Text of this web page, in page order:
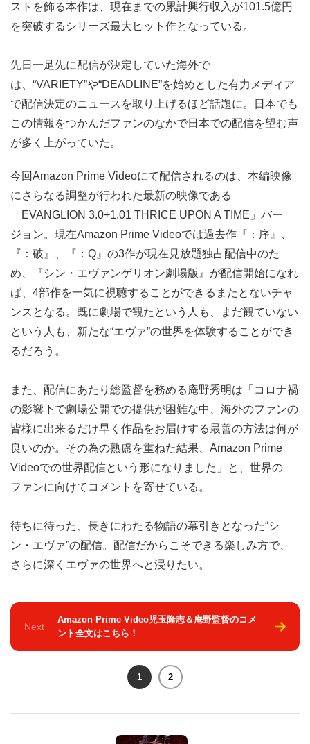
ストを飾る本作は、現在までの累計興行収入が101.5億円
を突破するシリーズ最大ヒット作となっている。
先日一足先に配信が決定していた海外で
は、“VARIETY”や“DEADLINE”を始めとした有力メディア
で配信決定のニュースを取り上げるほど話題に。日本でも
この情報をつかんだファンのなかで日本での配信を望む声
が多く上がっていた。
今回Amazon Prime Videoにて配信されるのは、本編映像
にさらなる調整が行われた最新の映像である
「EVANGLION 3.0+1.01 THRICE UPON A TIME」バー
ジョン。現在Amazon Prime Videoでは過去作『：序』、
『：破』、『：Q』の3作が現在見放題独占配信中のた
め、『シン・エヴァンゲリオン劇場版』が配信開始になれ
ば、4部作を一気に視聴することができるまたとないチャ
ンスとなる。既に劇場で観たという人も、まだ観ていない
という人も、新たな“エヴァ”の世界を体験することができ
るだろう。
また、配信にあたり総監督を務める庵野秀明は「コロナ禍
の影響下で劇場公開での提供が困難な中、海外のファンの
皆様に出来るだけ早く作品をお届けする最善の方法は何が
良いのか。その為の熟慮を重ねた結果、Amazon Prime
Videoでの世界配信という形になりました」と、世界の
ファンに向けてコメントを寄せている。
待ちに待った、長きにわたる物語の幕引きとなった“シ
ン・エヴァ”の配信。配信だからこそできる楽しみ方で、
さらに深くエヴァの世界へと浸りたい。
Next
Amazon Prime Video児玉隆志＆庵野監督のコメ
ント全文はこちら！
1 2